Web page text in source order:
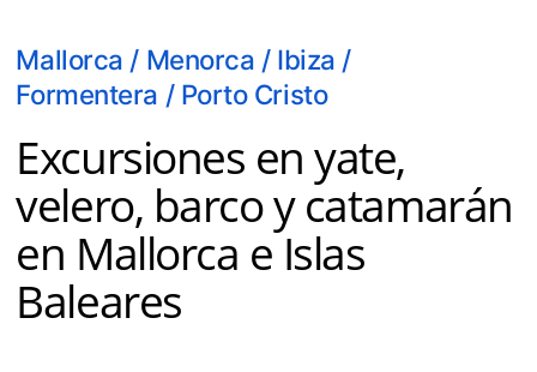
Mallorca / Menorca / Ibiza /
Formentera / Porto Cristo
Excursiones en yate,
velero, barco y catamarán
en Mallorca e Islas
Baleares